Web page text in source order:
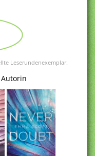
Leserundenexemplar.